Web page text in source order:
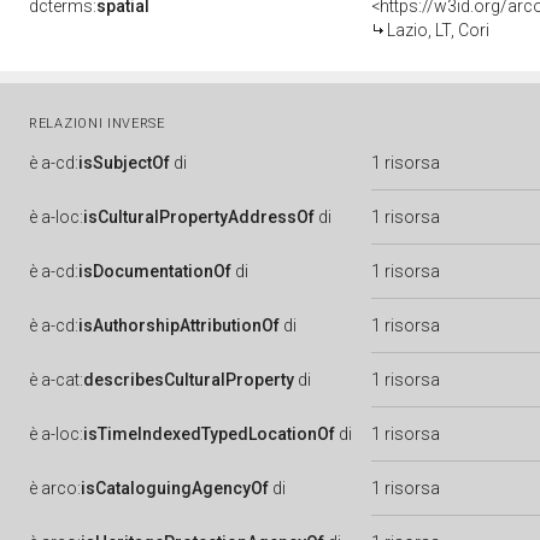
dcterms:spatial
<https://w3id.org/
Lazio, LT, Cori
RELAZIONI INVERSE
è a-cd:isSubjectOf di 1 risorsa
è a-loc:isCulturalPropertyAddressOf di 1 risorsa
è a-cd:isDocumentationOf di 1 risorsa
è a-cd:isAuthorshipAttributionOf di 1 risorsa
è a-cat:describesCulturalProperty di 1 risorsa
è a-loc:isTimeIndexedTypedLocationOf di 1 risorsa
è arco:isCataloguingAgencyOf di 1 risorsa